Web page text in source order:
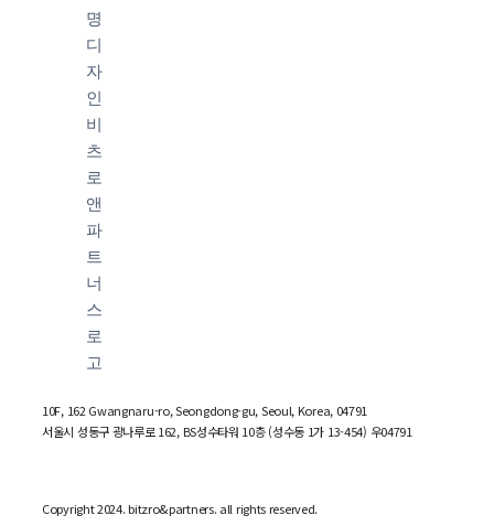
10F, 162 Gwangnaru-ro, Seongdong-gu, Seoul, Korea, 04791
서울시 성동구 광나루로 162, BS성수타워 10층 (성수동 1가 13-454) 우04791
Copyright 2024. bitzro&partners. all rights reserved.